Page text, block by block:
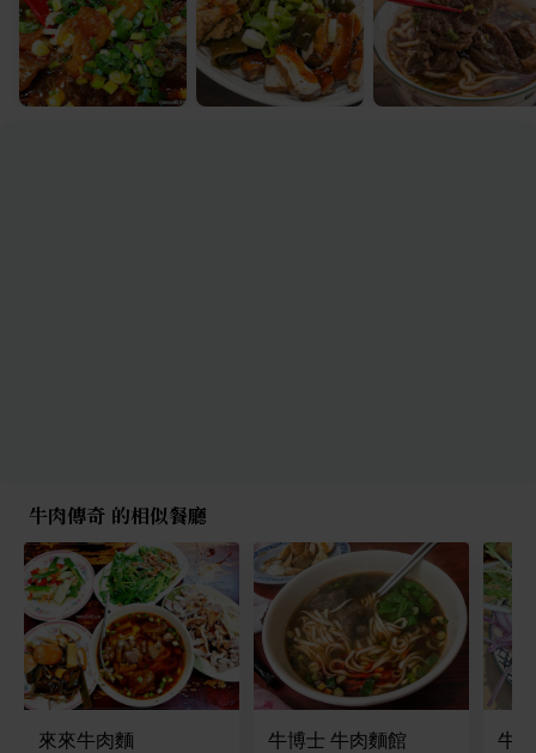
牛肉傳奇 的相似餐廳
來來牛肉麵 牛博士 牛肉麵館 牛